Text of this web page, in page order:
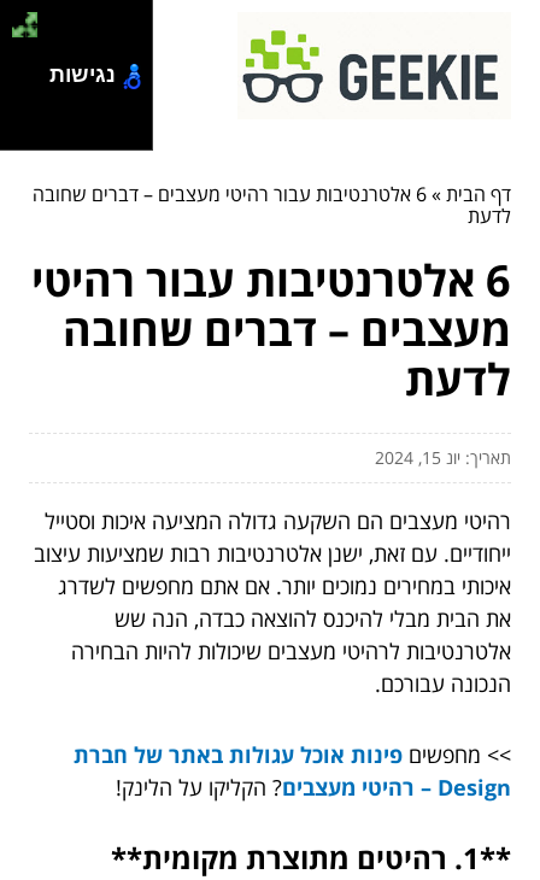
דף הבית»
6 אלטרנטיבות עבור רהיטי מעצבים – דברים שחובה
לדעת
6 אלטרנטיבות עבור רהיטי
מעצבים – דברים שחובה
לדעת
תאריך: יונ 15, 2024
רהיטי מעצבים הם השקעה גדולה המציעה איכות וסטייל
ייחודיים. עם זאת, ישנן אלטרנטיבות רבות שמציעות עיצוב
איכותי במחירים נמוכים יותר. אם אתם מחפשים לשדרג
את הבית מבלי להיכנס להוצאה כבדה, הנה שש
אלטרנטיבות לרהיטי מעצבים שיכולות להיות הבחירה
הנכונה עבורכם.
>> מחפשים פינות אוכל עגולות באתר של חברת
Design – רהיטי מעצבים
? הקליקו על הלינק!
**1. רהיטים מתוצרת מקומית**
נגישות